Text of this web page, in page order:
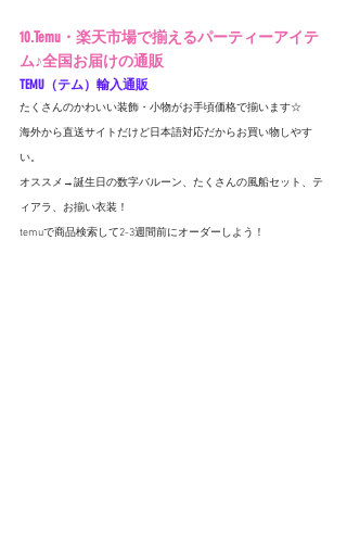
10.Temu・楽天市場で揃えるパーティーアイテ
ム♪全国お届けの通販
TEMU（テム）輸入通販
たくさんのかわいい装飾・小物がお手頃価格で揃います☆
海外から直送サイトだけど日本語対応だからお買い物しやす
い。
オススメ→誕生日の数字バルーン、たくさんの風船セット、テ
ィアラ、お揃い衣装！
temuで商品検索して2-3週間前にオーダーしよう！